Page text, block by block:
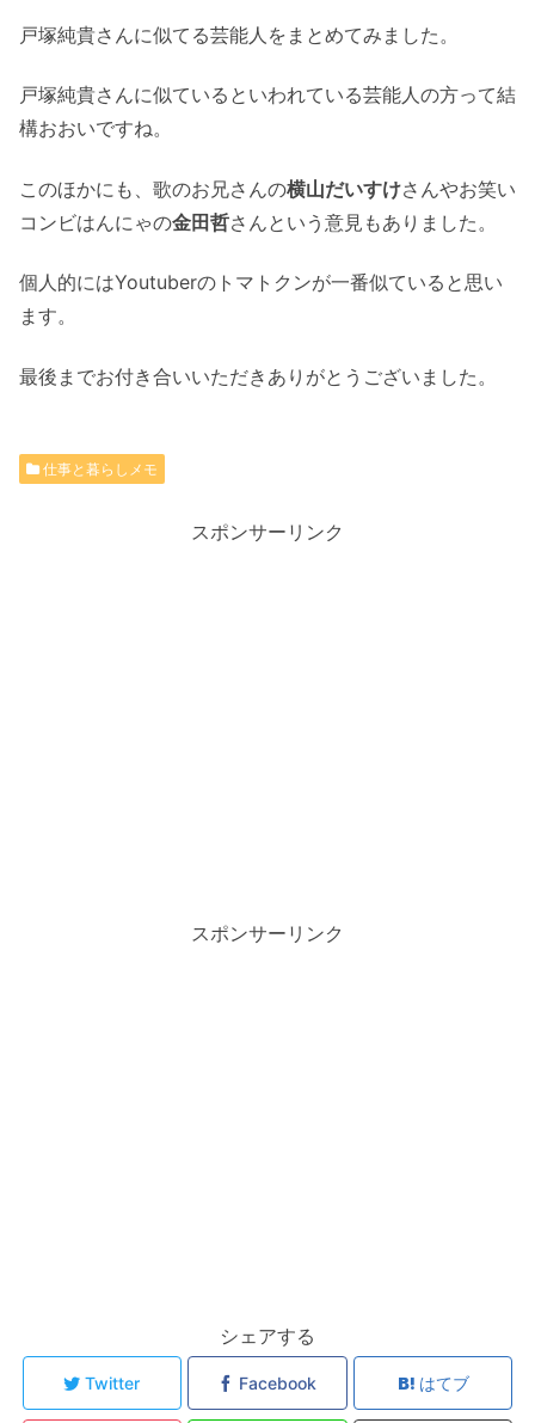
戸塚純貴さんに似てる芸能人をまとめてみました。
戸塚純貴さんに似ているといわれている芸能人の方って結
構おおいですね。
このほかにも、歌のお兄さんの横山だいすけさんやお笑い
コンビはんにゃの金田哲さんという意見もありました。
個人的にはYoutuberのトマトクンが一番似ていると思い
ます。
最後までお付き合いいただきありがとうございました。
仕事と暮らしメモ
スポンサーリンク
スポンサーリンク
シェアする
Twitter Facebook はてブ